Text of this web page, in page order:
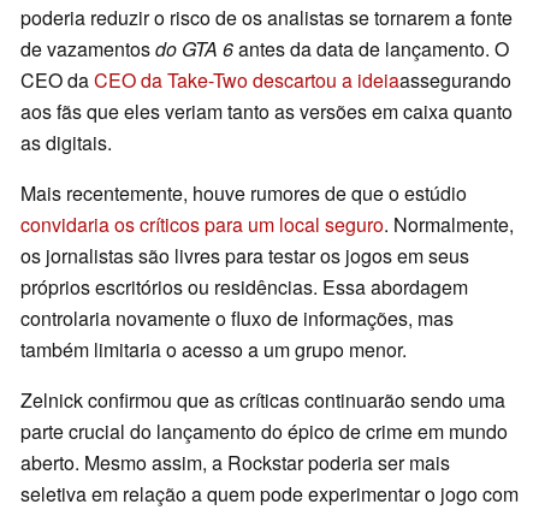
poderia reduzir o risco de os analistas se tornarem a fonte
de vazamentosdo GTA 6antes da data de lançamento. O
CEO daCEO da Take-Two descartou a ideiaassegurando
aos fãs que eles veriam tanto as versões em caixa quanto
as digitais.
Mais recentemente, houve rumores de que o estúdio
convidaria os críticos para um local seguro. Normalmente,
os jornalistas são livres para testar os jogos em seus
próprios escritórios ou residências. Essa abordagem
controlaria novamente o fluxo de informações, mas
também limitaria o acesso a um grupo menor.
Zelnick confirmou que as críticas continuarão sendo uma
parte crucial do lançamento do épico de crime em mundo
aberto. Mesmo assim, a Rockstar poderia ser mais
seletiva em relação a quem pode experimentar o jogo com